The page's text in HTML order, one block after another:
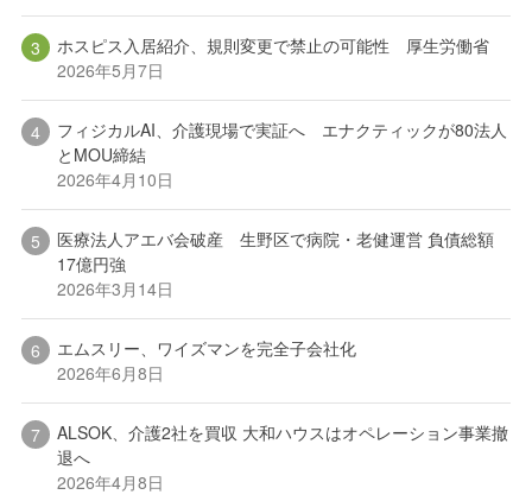
ホスピス入居紹介、規則変更で禁止の可能性 厚生労働省
2026年5月7日
フィジカルAI、介護現場で実証へ エナクティックが80法人
とMOU締結
2026年4月10日
医療法人アエバ会破産 生野区で病院・老健運営 負債総額
17億円強
2026年3月14日
エムスリー、ワイズマンを完全子会社化
2026年6月8日
ALSOK、介護2社を買収 大和ハウスはオペレーション事業撤
退へ
2026年4月8日